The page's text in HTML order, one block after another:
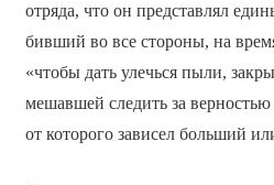
отряда, что он представлял
бивший во все стороны, на
«чтобы дать улечься пыли,
мешавшей следить за
от которого зависел больший